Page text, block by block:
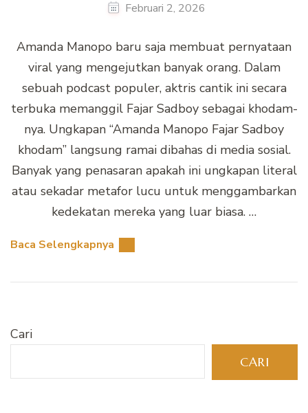
Februari 2, 2026
Amanda Manopo baru saja membuat pernyataan
viral yang mengejutkan banyak orang. Dalam
sebuah podcast populer, aktris cantik ini secara
terbuka memanggil Fajar Sadboy sebagai khodam-
nya. Ungkapan “Amanda Manopo Fajar Sadboy
khodam” langsung ramai dibahas di media sosial.
Banyak yang penasaran apakah ini ungkapan literal
atau sekadar metafor lucu untuk menggambarkan
kedekatan mereka yang luar biasa. …
Baca Selengkapnya
Cari
CARI